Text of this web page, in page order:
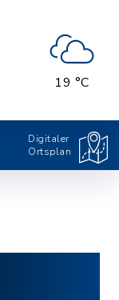
19 °C
Digitaler
Ortsplan